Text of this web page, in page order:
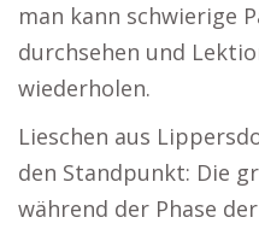
man kann schwierige
durchsehen und
wiederholen.
Lieschen aus
den Standpunkt: Die
während der Phase